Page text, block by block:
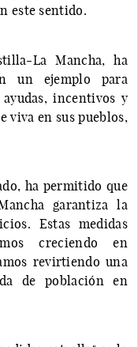
este sentido.
La Mancha, ha
un ejemplo para
incentivos y
viva en sus pueblos,
ha permitido que
garantiza la
Estas medidas
creciendo en
revirtiendo una
de población en